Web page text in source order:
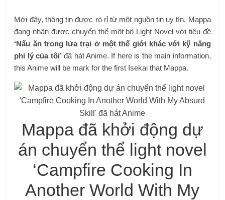
Mới đây, thông tin được rò rỉ từ một nguồn tin uy tín, Mappa
đang nhận được chuyển thể một bộ Light Novel với tiêu đề
‘Nấu ăn trong lửa trại ở một thế giới khác với kỹ năng
phi lý của tôi’đã hát Anime. If here is the main information,
this Anime will be mark for the first Isekai that Mappa.
Mappa đã khởi động dự
án chuyển thể light novel
‘Campfire Cooking In
Another World With My